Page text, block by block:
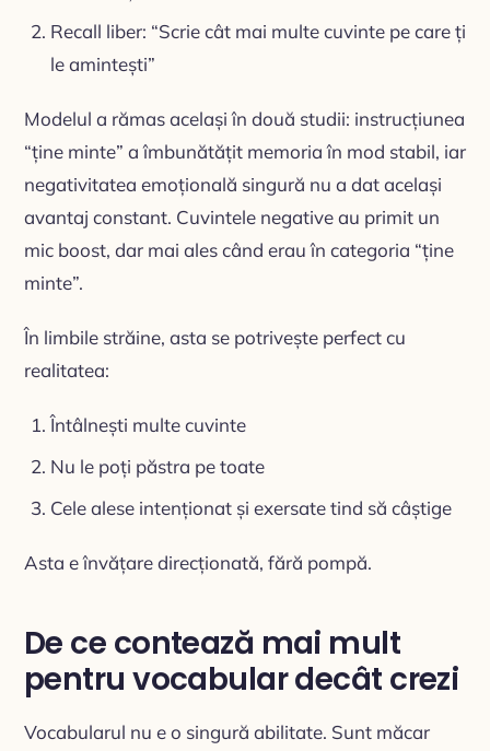
Recall liber: “Scrie cât mai multe cuvinte pe care ți
le amintești”
Modelul a rămas același în două studii: instrucțiunea
“ține minte” a îmbunătățit memoria în mod stabil, iar
negativitatea emoțională singură nu a dat același
avantaj constant. Cuvintele negative au primit un
mic boost, dar mai ales când erau în categoria “ține
minte”.
În limbile străine, asta se potrivește perfect cu
realitatea:
Întâlnești multe cuvinte
Nu le poți păstra pe toate
Cele alese intenționat și exersate tind să câștige
Asta e învățare direcționată, fără pompă.
De ce contează mai mult
pentru vocabular decât crezi
Vocabularul nu e o singură abilitate. Sunt măcar